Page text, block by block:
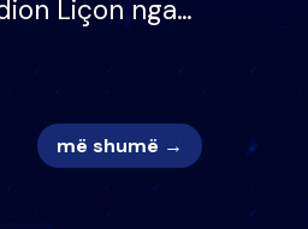
Liçon nga
më shumë →